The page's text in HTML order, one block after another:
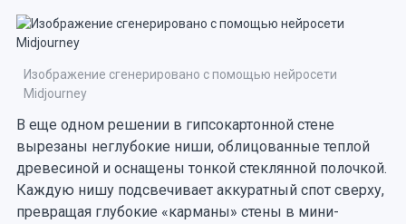
Изображение сгенерировано с помощью нейросети
Midjourney
В еще одном решении в гипсокартонной стене
вырезаны неглубокие ниши, облицованные теплой
древесиной и оснащены тонкой стеклянной полочкой.
Каждую нишу подсвечивает аккуратный спот сверху,
превращая глубокие «карманы» стены в мини-